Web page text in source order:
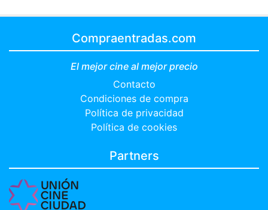
Compraentradas.com
El mejor cine al mejor precio
Contacto
Condiciones de compra
Política de privacidad
Política de cookies
Partners